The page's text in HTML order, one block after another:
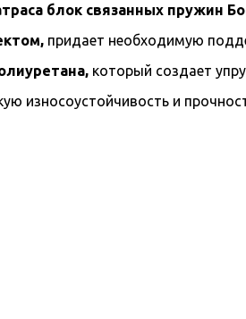
блок связанных пружин
придает необходимую
который создает
износоустойчивость и